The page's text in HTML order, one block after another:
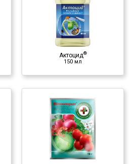
Актоцид®
150 мл